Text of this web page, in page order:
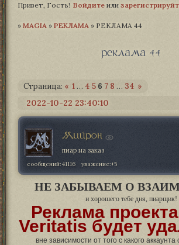
Привет, Гость! Войдите или
» MAGIA­ » РЕКЛАМА » РЕКЛАМА 44
реклама 44
Страница: « 1 … 4 5 6 7 8 … 34 »
2022-10-22 23:40:10
Мийрон
пиар на заказ
сообщений:41116 уважение:+5
НЕ ЗАБЫВАЕМ О
и хорошего тебе дня, пиарщик!
Реклама
Veritatis будет
вне зависимости от того с какого